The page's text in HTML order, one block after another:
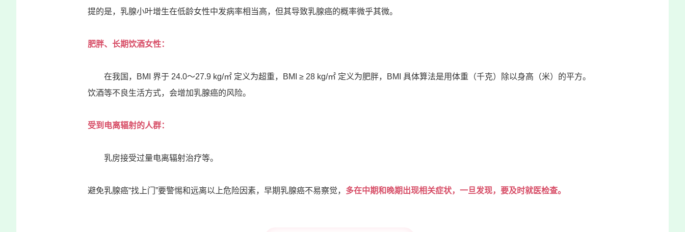
提的是， 乳腺小叶增生在低龄女性中发病率相当高，但其导致乳腺癌的概率微乎其微。
肥胖、长期饮酒女性：
在我国，BMI 界于 24.0～27.9 kg/㎡ 定义为超重，BMI ≥ 28 kg/㎡ 定义为肥胖，BMI 具体算法是用体重（千克）除以身高（米）的平方。
饮酒等不良生活方式，会增加乳腺癌的风险。
受到电离辐射的人群：
乳房接受过量电离辐射治疗等。
避免乳腺癌“找上门”要警惕和远离以上危险因素， 早期乳腺癌不易察觉， 多在中期和晚期出现相关症状， 一旦发现，要及时就医检查。